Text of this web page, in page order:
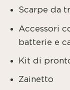
Scarpe da
Accessori
batterie e
Kit di
Zainetto